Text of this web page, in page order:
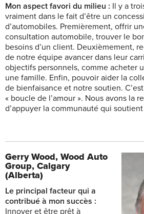
Mon aspect favori du milieu : Il y a
vraiment dans le fait d’être un
d’automobiles. Premièrement, offrir
consultation automobile, trouver le
besoins d’un client. Deuxièmement,
de notre équipe avancer dans leur
objectifs personnels, comme acheter
une famille. Enfin, pouvoir aider la
de bienfaisance et notre soutien.
« boucle de l’amour ». Nous avons la
d’appuyer la communauté qui
Gerry Wood, Wood Auto
Group, Calgary
(Alberta)
Le principal facteur qui a
contribué à mon succès :
Innover et être prêt à